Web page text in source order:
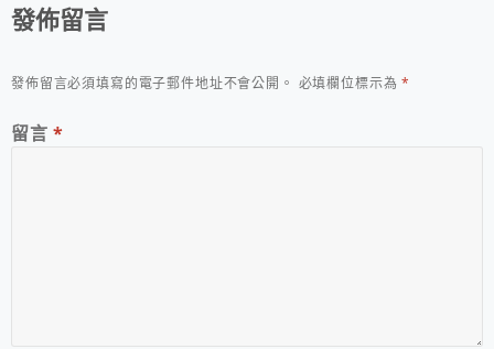
發佈留言
發佈留言必須填寫的電子郵件地址不會公開。 必填欄位標示為*
留言 *